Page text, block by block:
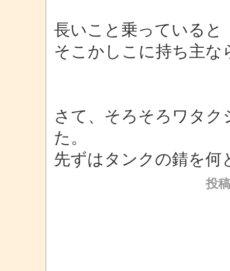
長いこと乗っていると
そこかしこに持ち主な
さて、そろそろワタ
た。
先ずはタンクの錆を何
投